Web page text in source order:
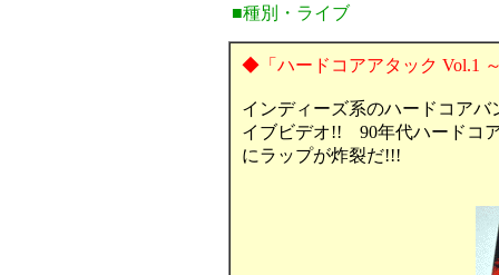
■種別・ライブ
◆「ハードコアアタック Vol.1
インディーズ系のハードコア
イブビデオ!! 90年代ハードコ
にラップが炸裂だ!!!